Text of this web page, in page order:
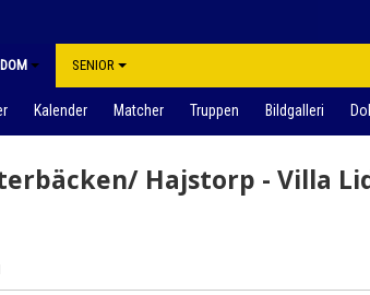
SENIOR
Kalender Matcher Truppen Bildgalleri
Hajstorp - Villa